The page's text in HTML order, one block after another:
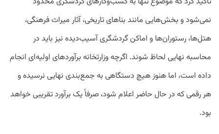
نمی‌شود و بخش‌هایی مانند بناهای تاریخی، آثار میراث فرهنگی،
هتل‌ها، رستوران‌ها و اماکن گردشگری آسیب‌دیده نیز باید در
محاسبه نهایی لحاظ شوند. اگرچه وزارتخانه برآوردهای اولیه‌ای انجام
داده است، اما هنوز هیچ دستگاهی به جمع‌بندی نهایی نرسیده و
هر رقمی که در حال حاضر اعلام شود، صرفاً یک برآورد تقریبی خواهد
بود.